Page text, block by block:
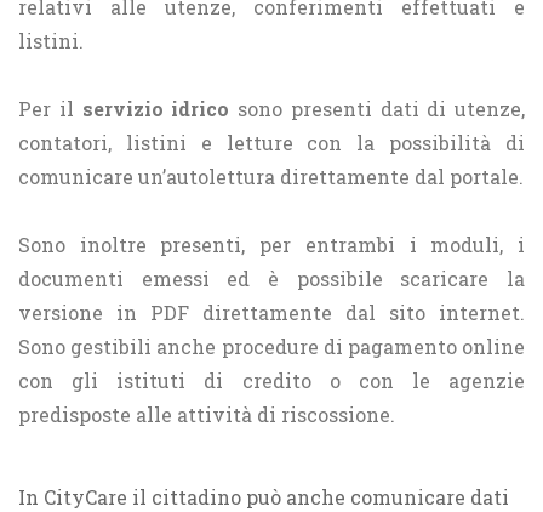
relativi alle utenze, conferimenti effettuati e
listini.
Per il servizio idrico sono presenti dati di utenze,
contatori, listini e letture con la possibilità di
comunicare un’autolettura direttamente dal portale.
Sono inoltre presenti, per entrambi i moduli, i
documenti emessi ed è possibile scaricare la
versione in PDF direttamente dal sito internet.
Sono gestibili anche procedure di pagamento online
con gli istituti di credito o con le agenzie
predisposte alle attività di riscossione.
In CityCare il cittadino può anche comunicare dati